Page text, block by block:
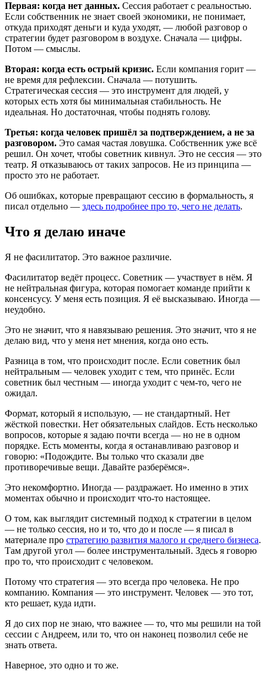
Первая: когда нет данных. Сессия работает с реальностью.
Если собственник не знает своей экономики, не понимает,
откуда приходят деньги и куда уходят, — любой разговор о
стратегии будет разговором в воздухе. Сначала — цифры.
Потом — смыслы.
Вторая: когда есть острый кризис. Если компания горит —
не время для рефлексии. Сначала — потушить.
Стратегическая сессия — это инструмент для людей, у
которых есть хотя бы минимальная стабильность. Не
идеальная. Но достаточная, чтобы поднять голову.
Третья: когда человек пришёл за подтверждением, а не за
разговором. Это самая частая ловушка. Собственник уже всё
решил. Он хочет, чтобы советник кивнул. Это не сессия — это
театр. Я отказываюсь от таких запросов. Не из принципа —
просто это не работает.
Об ошибках, которые превращают сессию в формальность, я
писал отдельно — здесь подробнее про то, чего не делать.
Что я делаю иначе
Я не фасилитатор. Это важное различие.
Фасилитатор ведёт процесс. Советник — участвует в нём. Я
не нейтральная фигура, которая помогает команде прийти к
консенсусу. У меня есть позиция. Я её высказываю. Иногда —
неудобно.
Это не значит, что я навязываю решения. Это значит, что я не
делаю вид, что у меня нет мнения, когда оно есть.
Разница в том, что происходит после. Если советник был
нейтральным — человек уходит с тем, что принёс. Если
советник был честным — иногда уходит с чем-то, чего не
ожидал.
Формат, который я использую, — не стандартный. Нет
жёсткой повестки. Нет обязательных слайдов. Есть несколько
вопросов, которые я задаю почти всегда — но не в одном
порядке. Есть моменты, когда я останавливаю разговор и
говорю: «Подождите. Вы только что сказали две
противоречивые вещи. Давайте разберёмся».
Это некомфортно. Иногда — раздражает. Но именно в этих
моментах обычно и происходит что-то настоящее.
О том, как выглядит системный подход к стратегии в целом
— не только сессия, но и то, что до и после — я писал в
материале про стратегию развития малого и среднего бизнеса.
Там другой угол — более инструментальный. Здесь я говорю
про то, что происходит с человеком.
Потому что стратегия — это всегда про человека. Не про
компанию. Компания — это инструмент. Человек — это тот,
кто решает, куда идти.
Я до сих пор не знаю, что важнее — то, что мы решили на той
сессии с Андреем, или то, что он наконец позволил себе не
знать ответа.
Наверное, это одно и то же.